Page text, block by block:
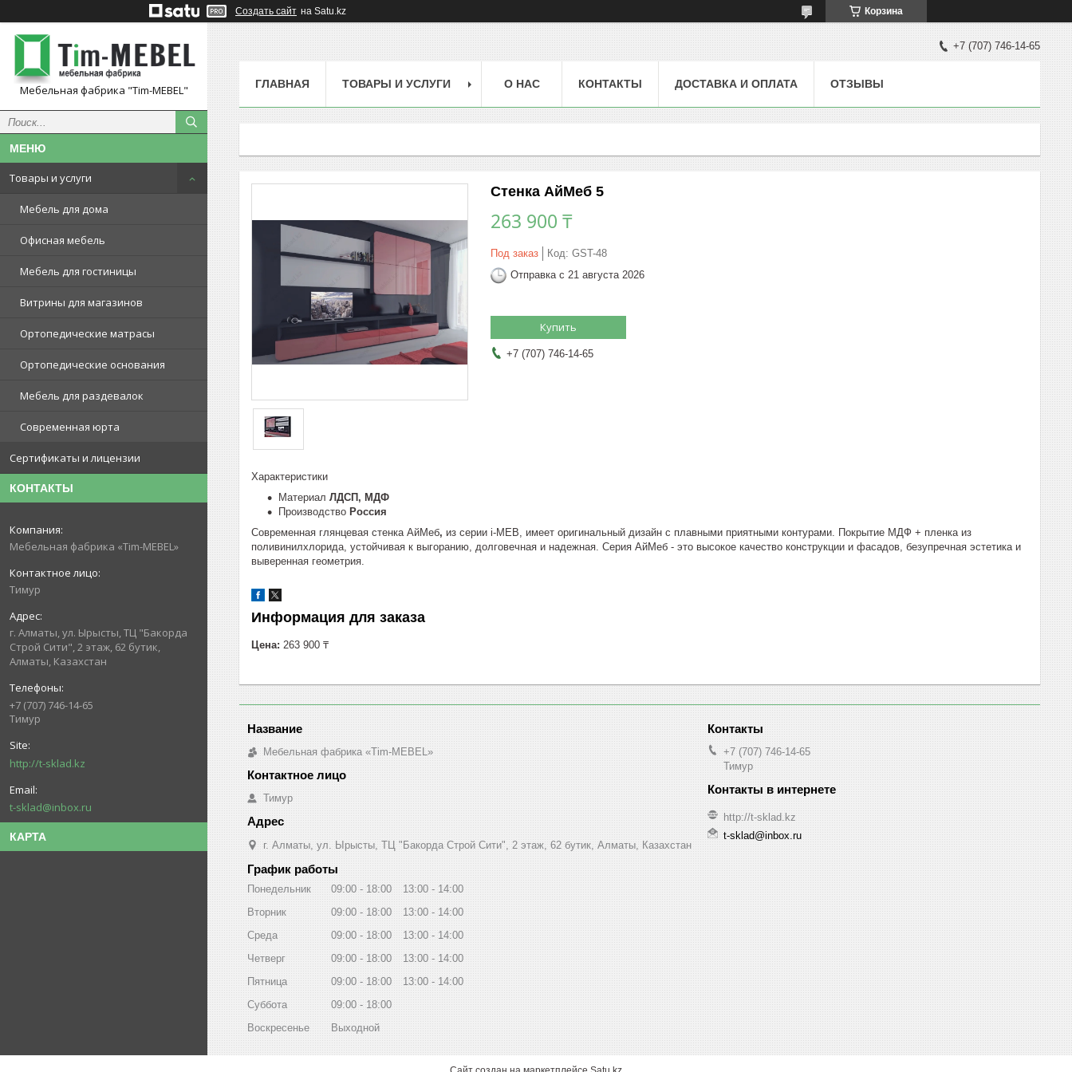
Создать сайт на Satu.kz Корзина
Мебельная фабрика "Tim-MEBEL"
Товары и услуги
Мебель для дома
Офисная мебель
Мебель для гостиницы
Витрины для магазинов
Ортопедические матрасы
Ортопедические основания
Мебель для раздевалок
Современная юрта
Сертификаты и лицензии
КОНТАКТЫ
Мебельная фабрика «Tim-MEBEL»
Тимур
г. Алматы, ул. Ырысты, ТЦ "Бакорда
Строй Сити", 2 этаж, 62 бутик,
Алматы, Казахстан
+7 (707) 746-14-65
Тимур
http://t-sklad.kz
t-sklad@inbox.ru
КАРТА
+7 (707) 746-14-65
ГЛАВНАЯ ТОВАРЫ И УСЛУГИ О НАС КОНТАКТЫ ДОСТАВКА И ОПЛАТА ОТЗЫВЫ
Стенка АйМеб 5
263 900 ₸
Под заказ Код: GST-48
Отправка с 21 августа 2026
Купить
+7 (707) 746-14-65
Характеристики
Материал ЛДСП, МДФ
Производство Россия
Современная глянцевая стенка АйМеб, из серии i-MEB, имеет оригинальный дизайн с плавными приятными контурами. Покрытие МДФ + пленка из
поливинилхлорида, устойчивая к выгоранию, долговечная и надежная. Серия АйМеб - это высокое качество конструкции и фасадов, безупречная эстетика и
выверенная геометрия.
Информация для заказа
Цена: 263 900 ₸
Мебельная фабрика «Tim-MEBEL»
Тимур
г. Алматы, ул. Ырысты, ТЦ "Бакорда Строй Сити", 2 этаж, 62 бутик, Алматы, Казахстан
+7 (707) 746-14-65
Тимур
http://t-sklad.kz
t-sklad@inbox.ru
График работы
Понедельник 09:00 18:00 13:00
14:00
Вторник
09:00 18:00 13:00
14:00
Среда
09:00 18:00 13:00
14:00
Четверг
09:00 18:00 13:00
14:00
Пятница
09:00 18:00 13:00
14:00
Суббота
09:00
18:00
Воскресенье
Выходной